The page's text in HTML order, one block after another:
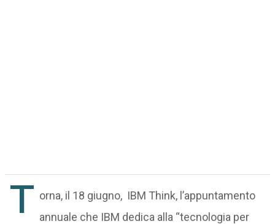
T orna, il 18 giugno, IBM Think, l’appuntamento
annuale che IBM dedica alla “tecnologia per